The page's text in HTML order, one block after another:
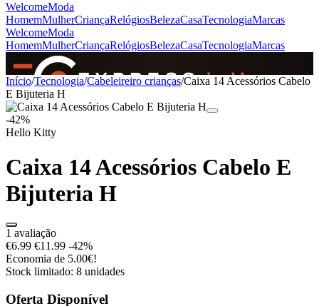
WelcomeModa
HomemMulherCriançaRelógiosBelezaCasaTecnologiaMarcas
WelcomeModa
HomemMulherCriançaRelógiosBelezaCasaTecnologiaMarcas
SINCE 2005
+de 36.000 reviews
Início/Tecnologia/Cabeleireiro crianças/Caixa 14 Acessórios Cabelo
E Bijuteria H
-42%
Hello Kitty
Caixa 14 Acessórios Cabelo E
Bijuteria H
1 avaliação
€6.99 €11.99 -42%
Economia de 5.00€!
Stock limitado: 8 unidades
Oferta Disponível